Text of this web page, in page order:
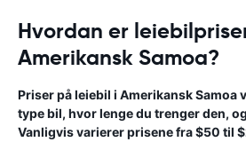
Hvordan er
Amerikansk Samoa?
Priser på leiebil i Amerikansk Samoa
type bil, hvor lenge du trenger den,
Vanligvis varierer prisene fra $50 til